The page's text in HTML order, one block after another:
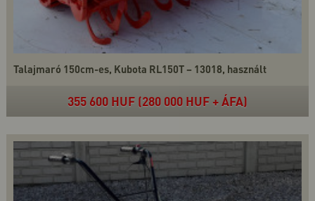
Talajmaró 150cm-es, Kubota RL150T – 13018, használt
355 600 HUF (280 000 HUF + ÁFA)